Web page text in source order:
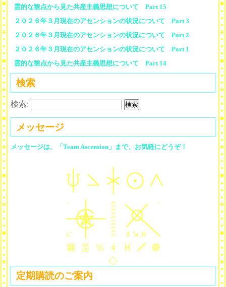
霊的な観点から見た共産主義思想について Part 15
２０２６年３月現在のアセンションの状況について Part 3
２０２６年３月現在のアセンションの状況について Part 2
２０２６年３月現在のアセンションの状況について Part 1
霊的な観点から見た共産主義思想について Part 14
検索
検索:
メッセージ
メッセージは、「Team Ascension」まで、お気軽にどうぞ！
定期購読のご案内